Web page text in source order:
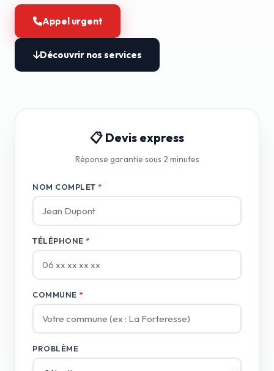
Appel urgent
Découvrir nos services
📋 Devis express
Réponse garantie sous 2 minutes
NOM COMPLET *
TÉLÉPHONE *
COMMUNE *
PROBLÈME